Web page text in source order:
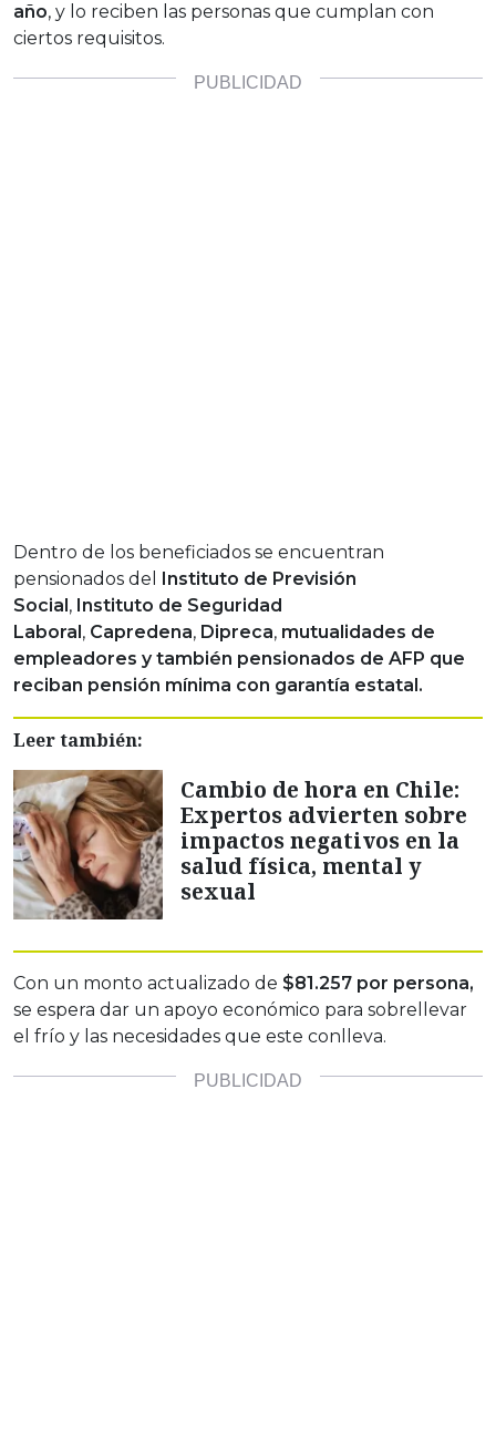
año, y lo reciben las personas que cumplan con
ciertos requisitos.
Dentro de los beneficiados se encuentran
pensionados del
Instituto de Previsión
Social , Instituto de Seguridad
Laboral , Capredena, Dipreca, mutualidades de
empleadores y también pensionados de AFP que
reciban pensión mínima con garantía estatal.
Leer también:
Cambio de hora en Chile:
Expertos advierten sobre
impactos negativos en la
salud física, mental y
sexual
Con un monto actualizado de $81.257 por persona,
se espera dar un apoyo económico para sobrellevar
el frío y las necesidades que este conlleva.